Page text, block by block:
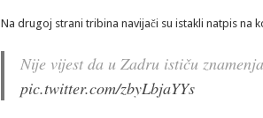
Na drugoj strani tribina navijači su istakli natpis na
Nije vijest da u Zadru ističu
pic.twitter.com/zbyLbjaYYs